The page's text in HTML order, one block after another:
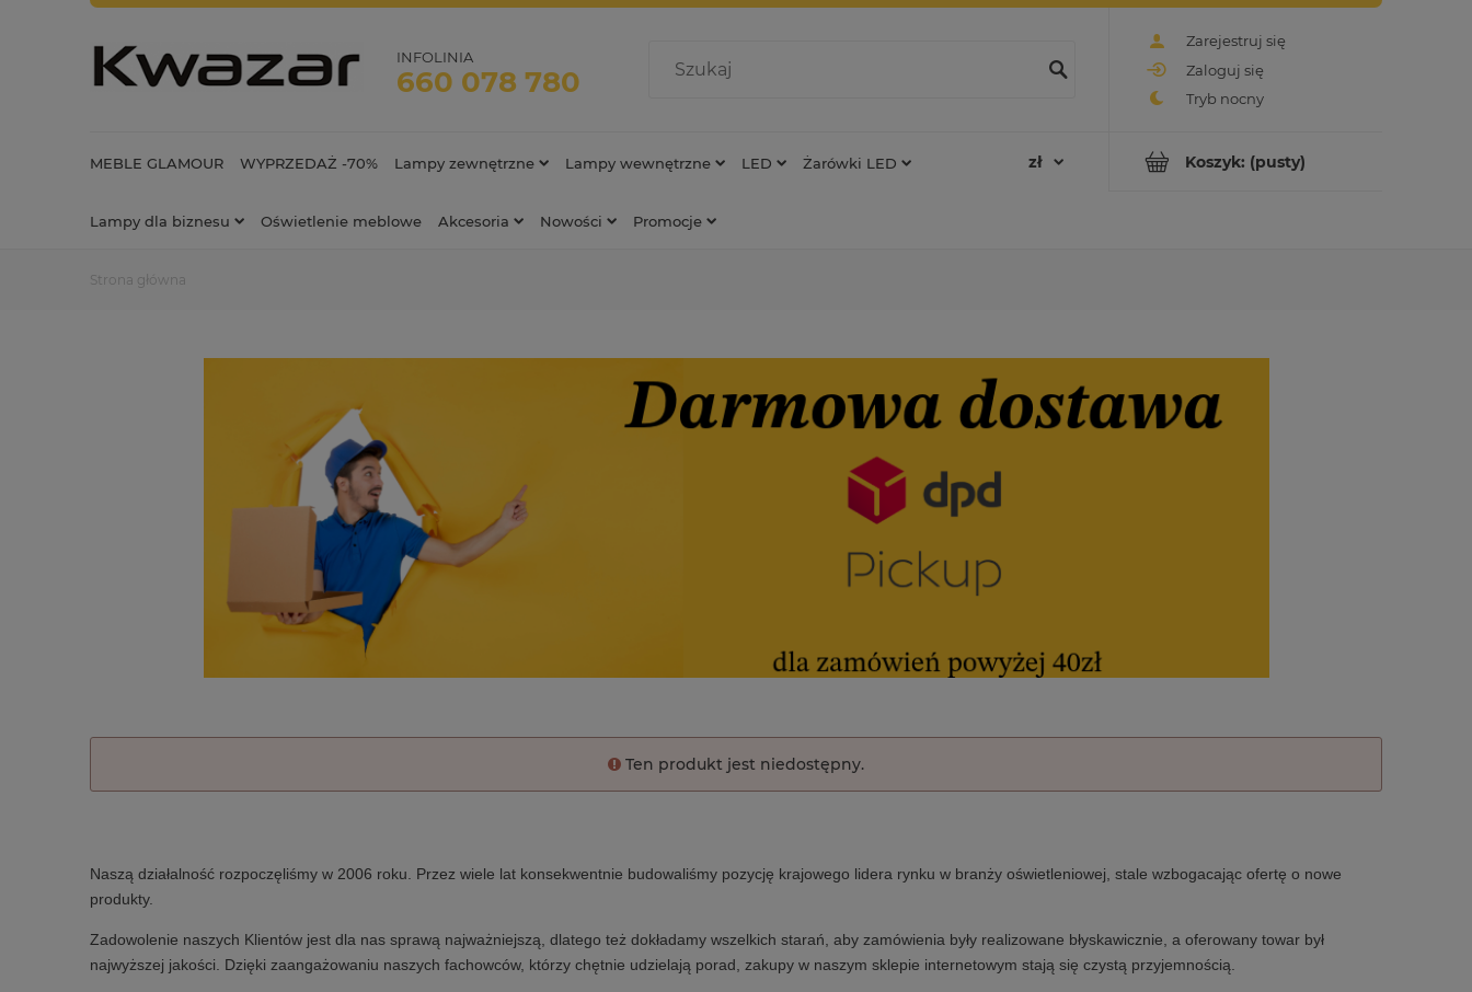
Zarejestruj się
Zaloguj się
INFOLINIA
660 078 780
Koszyk: (pusty)
MEBLE GLAMOUR WYPRZEDAŻ -70% Lampy zewnętrzne Lampy wewnętrzne LED Żarówki LED
Lampy dla biznesu Oświetlenie meblowe Akcesoria Nowości Promocje
Strona główna
Ten produkt jest niedostępny.
Naszą działalność rozpoczęliśmy w 2006 roku. Przez wiele lat konsekwentnie budowaliśmy pozycję krajowego lidera rynku w branży oświetleniowej, stale wzbogacając ofertę o nowe
produkty.
Zadowolenie naszych Klientów jest dla nas sprawą najważniejszą, dlatego też dokładamy wszelkich starań, aby zamówienia były realizowane błyskawicznie, a oferowany towar był
najwyższej jakości. Dzięki zaangażowaniu naszych fachowców, którzy chętnie udzielają porad, zakupy w naszym sklepie internetowym stają się czystą przyjemnością.